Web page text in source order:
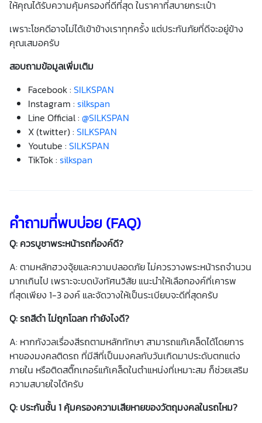
ให้คุณได้รับความคุ้มครองที่ดีที่สุด ในราคาที่สบายกระเป๋า
เพราะโชคดีอาจไม่ได้เข้าข้างเราทุกครั้ง แต่ประกันภัยที่ดีจะอยู่ข้าง
คุณเสมอครับ
สอบถามข้อมูลเพิ่มเติม
Facebook : SILKSPAN
Instagram : silkspan
Line Official : @SILKSPAN
X (twitter) : SILKSPAN
Youtube : SILKSPAN
TikTok : silkspan
คำถามที่พบบ่อย (FAQ)
Q: ควรบูชาพระหน้ารถกี่องค์ดี?
A: ตามหลักฮวงจุ้ยและความปลอดภัย ไม่ควรวางพระหน้ารถจำนวน
มากเกินไป เพราะจะบดบังทัศนวิสัย แนะนำให้เลือกองค์ที่เคารพ
ที่สุดเพียง 1-3 องค์ และจัดวางให้เป็นระเบียบจะดีที่สุดครับ
Q: รถสีดำ ไม่ถูกโฉลก ทำยังไงดี?
A: หากกังวลเรื่องสีรถตามหลักทักษา สามารถแก้เคล็ดได้โดยการ
หาของมงคลติดรถ ที่มีสีที่เป็นมงคลกับวันเกิดมาประดับตกแต่ง
ภายใน หรือติดสติ๊กเกอร์แก้เคล็ดในตำแหน่งที่เหมาะสม ก็ช่วยเสริม
ความสบายใจได้ครับ
Q: ประกันชั้น 1 คุ้มครองความเสียหายของวัตถุมงคลในรถไหม?